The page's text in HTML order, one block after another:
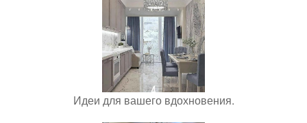
Идеи для вашего вдохновения.